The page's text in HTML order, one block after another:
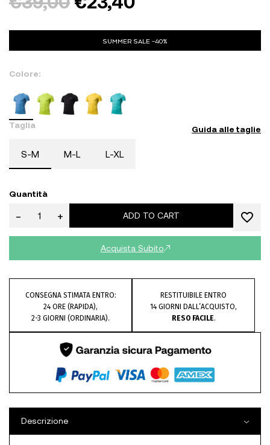
SUMMER SALE -40%
Colore:
Taglia Guida alle taglie
S-M M-L L-XL
Quantità
- + ADD TO CART
Acquista Subito
CONSEGNA STIMATA ENTRO:
24 ORE (RAPIDA),
2-3 GIORNI (ORDINARIA).
RESTITUIBILE ENTRO
14 GIORNI DALL’ACQUISTO,
RESO FACILE.
Descrizione